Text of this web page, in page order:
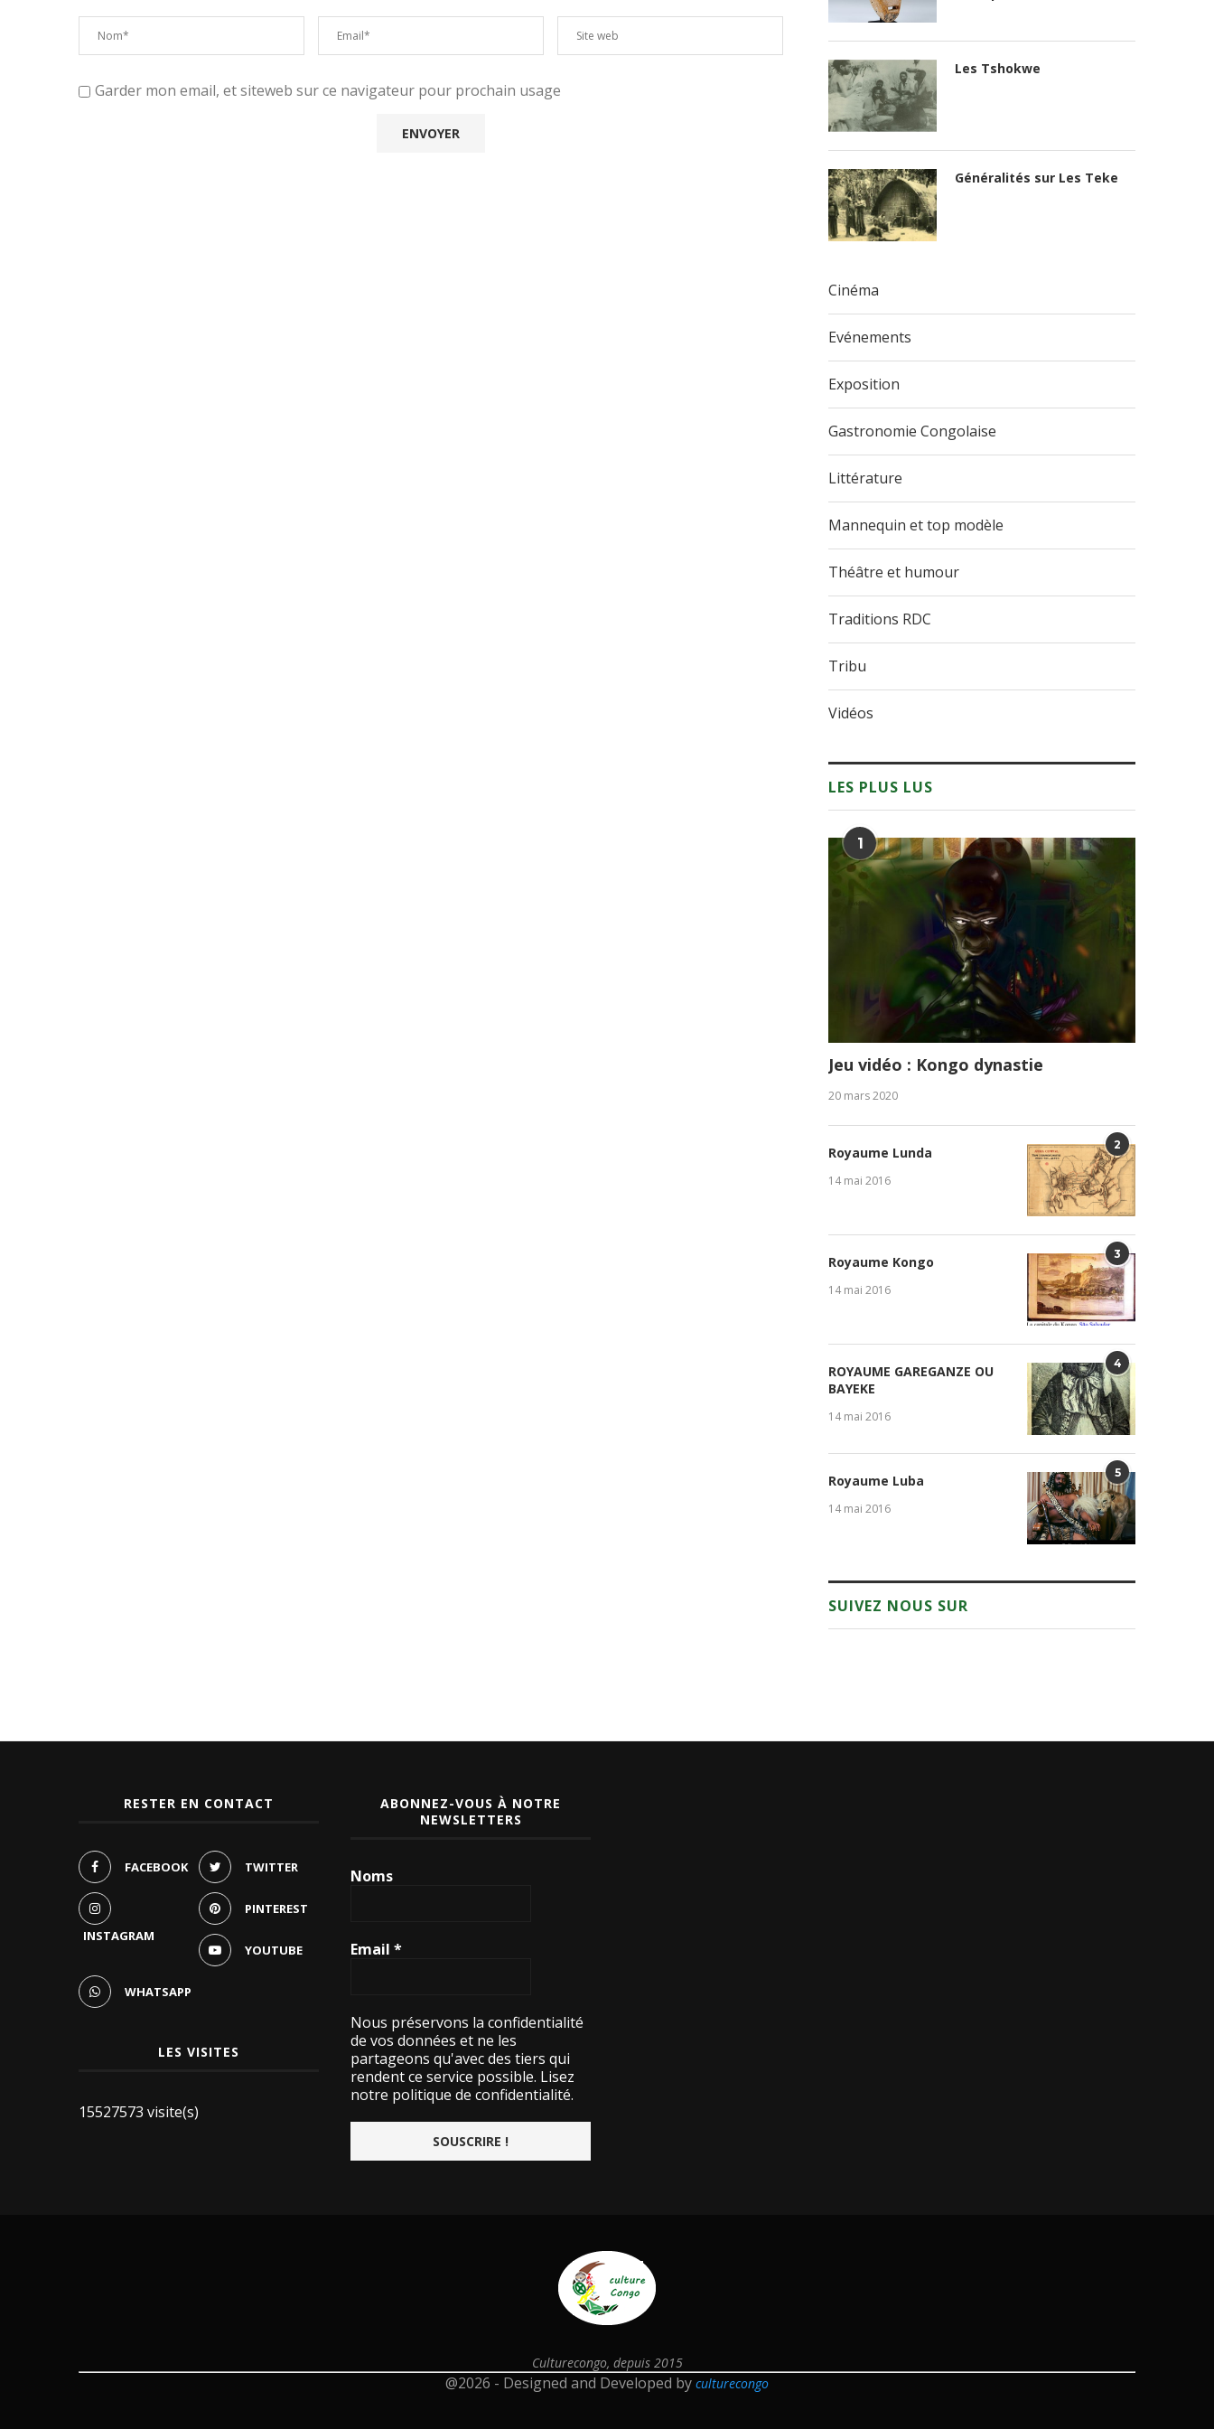
Garder mon email, et siteweb sur ce navigateur pour prochain usage
Les Tshokwe
Généralités sur Les Teke
Cinéma
Evénements
Exposition
Gastronomie Congolaise
Littérature
Mannequin et top modèle
Théâtre et humour
Traditions RDC
Tribu
Vidéos
LES PLUS LUS
1
Jeu vidéo : Kongo dynastie
20 mars 2020
2
Royaume Lunda
14 mai 2016
3
Royaume Kongo
14 mai 2016
4
ROYAUME GAREGANZE OU
BAYEKE
14 mai 2016
5
Royaume Luba
14 mai 2016
SUIVEZ NOUS SUR
RESTER EN CONTACT
FACEBOOK TWITTER
INSTAGRAM
PINTEREST
YOUTUBE
WHATSAPP
LES VISITES
15527573 visite(s)
ABONNEZ-VOUS À NOTRE
NEWSLETTERS
Noms
Email*
Nous préservons la confidentialité
de vos données et ne les
partageons qu'avec des tiers qui
rendent ce service possible. Lisez
notre politique de confidentialité.
Culturecongo, depuis 2015
@2026 - Designed and Developed by culturecongo